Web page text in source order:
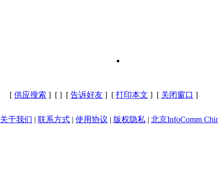
[ 供应搜索 ] [ ] [ 告诉好友 ] [ 打印本文 ] [ 关闭窗口 ]
关于我们 联系方式 使用协议 版权隐私 北京InfoComm